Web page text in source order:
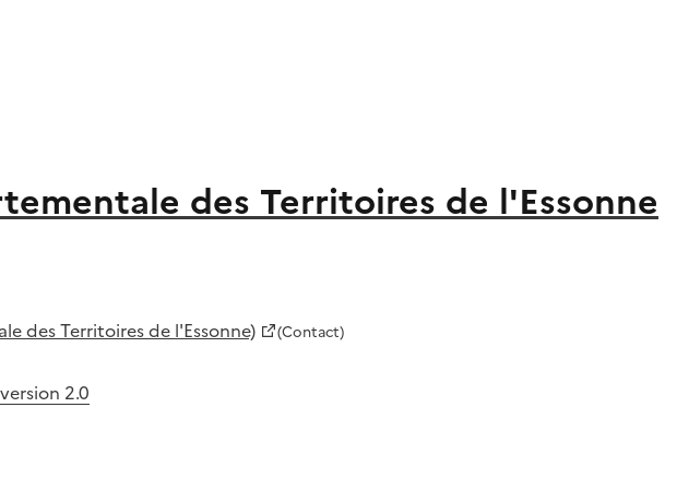
des Territoires de l'Essonne
des Territoires de l'Essonne)
(Contact)
2.0